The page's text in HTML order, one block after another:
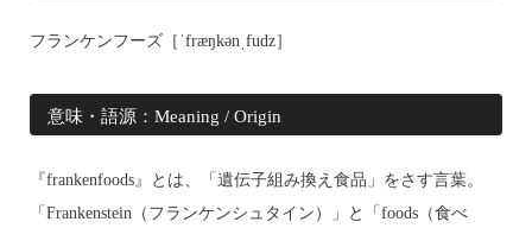
フランケンフーズ［ ˈfræŋkənˌfudz］
意味・語源：Meaning / Origin
『frankenfoods』とは、「遺伝子組み換え食品」をさす言葉。
「Frankenstein（フランケンシュタイン）」と「foods（食べ